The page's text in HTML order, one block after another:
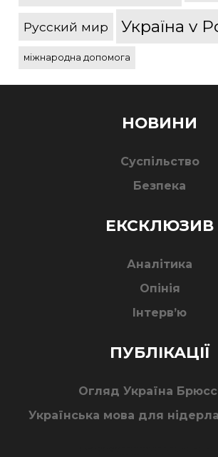
Русский мир Україна v
міжнародна допомога
НОВИНИ
Суспільство
Безпека
ЕКСКЛЮЗИВ
Аналітика
Опінія
Інтерв’ю
ПУБЛІКАЦІЇ
Огляд Україна
Українська мова для